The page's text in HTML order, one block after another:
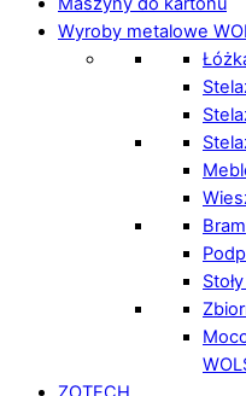
Wyroby metalowe